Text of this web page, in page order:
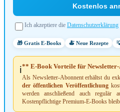
Kostenlos
Ich akzeptiere die Datenschutzerklärung
🎁 Gratis E-Books 🍝 Neue Rezepte
ℹ️** E-Book Vorteile für Newsletter-
Als Newsletter-Abonnent erhältst du
der öffentlichen Veröffentlichung
werden anschließend auch regulär
Kostenpflichtige Premium-E-Books